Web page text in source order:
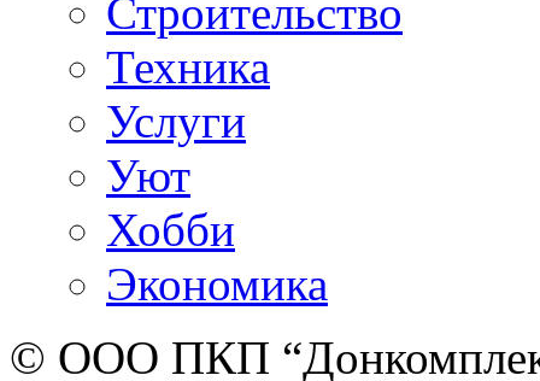
Строительство
Техника
Услуги
Уют
Хобби
Экономика
© ООО ПКП